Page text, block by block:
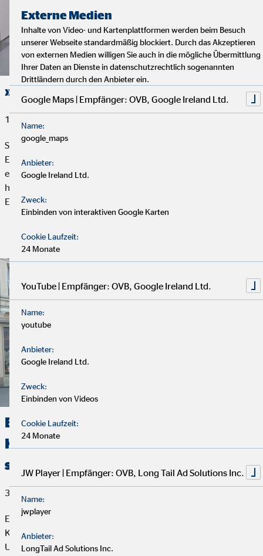
»Ein Pony auf dem Flur«
12. Juni 2025
Seit fast 15 Jahren engagieren sich Jörg Lehmann und seine
Ehefrau Andrea ehrenamtlich im Lotti-Tonello-Haus in Lübeck –
einer Pflegeeinrichtung für Menschen, die aufgrund ihres
hohen Alters oder wegen neurologischer oder palliativer
Erkrankungen besondere Betreuung benötigen.
Ehrenamtliches Engagement im
Katastrophenschutz – Helfer, die da
sind, wenn jede Sekunde zählt
30. April 2025
Ehrenamtliches Engagement ist eine unverzichtbare Stütze des
Katastrophenschutzes. Wenn Naturkatastrophen, technische
Unglücke oder andere Notlagen eintreten, sind es oft freiwillige
Externe Medien
Inhalte von Video- und Kartenplattformen werden beim Besuch
unserer Webseite standardmäßig blockiert. Durch das Akzeptieren
von externen Medien willigen Sie auch in die mögliche Übermittlung
Ihrer Daten an Dienste in datenschutzrechtlich sogenannten
Drittländern durch den Anbieter ein.
Google Maps | Empfänger: OVB, Google Ireland Ltd.
Name:
google_maps
Anbieter:
Google Ireland Ltd.
Zweck:
Einbinden von interaktiven Google Karten
Cookie Laufzeit:
24 Monate
YouTube | Empfänger: OVB, Google Ireland Ltd.
Name:
youtube
Anbieter:
Google Ireland Ltd.
Zweck:
Einbinden von Videos
Cookie Laufzeit:
24 Monate
JW Player | Empfänger: OVB, Long Tail Ad Solutions Inc.
Name:
jwplayer
Anbieter:
LongTail Ad Solutions Inc.